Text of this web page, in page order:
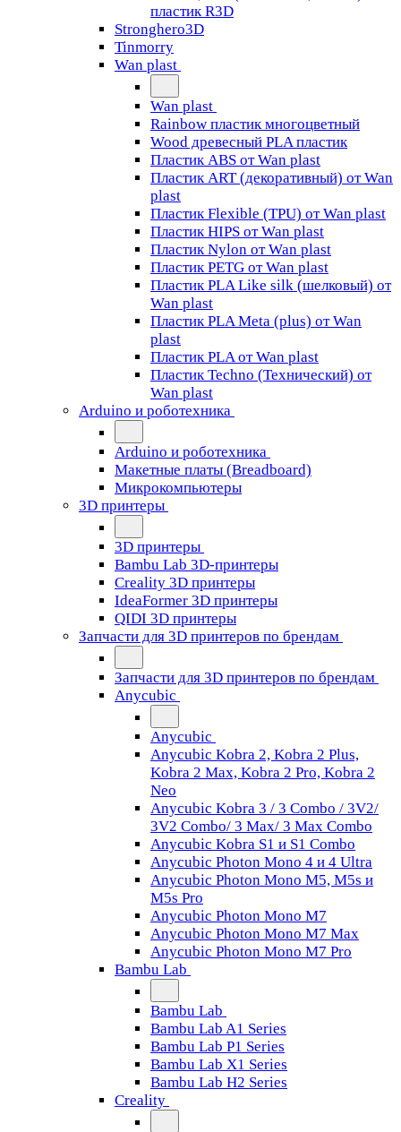
пластик R3D
Stronghero3D
Tinmorry
Wan plast
Wan plast
Rainbow пластик многоцветный
Wood древесный PLA пластик
Пластик ABS от Wan plast
Пластик ART (декоративный) от Wan
plast
Пластик Flexible (TPU) от Wan plast
Пластик HIPS от Wan plast
Пластик Nylon от Wan plast
Пластик PETG от Wan plast
Пластик PLA Like silk (шелковый) от
Wan plast
Пластик PLA Meta (plus) от Wan
plast
Пластик PLA от Wan plast
Пластик Techno (Технический) от
Wan plast
Arduino и роботехника
Arduino и роботехника
Макетные платы (Breadboard)
Микрокомпьютеры
3D принтеры
3D принтеры
Bambu Lab 3D-принтеры
Creality 3D принтеры
IdeaFormer 3D принтеры
QIDI 3D принтеры
Запчасти для 3D принтеров по брендам
Запчасти для 3D принтеров по брендам
Anycubic
Anycubic
Anycubic Kobra 2, Kobra 2 Plus,
Kobra 2 Max, Kobra 2 Pro, Kobra 2
Neo
Anycubic Kobra 3 / 3 Combo / 3V2/
3V2 Combo/ 3 Max/ 3 Max Combo
Anycubic Kobra S1 и S1 Combo
Anycubic Photon Mono 4 и 4 Ultra
Anycubic Photon Mono M5, M5s и
M5s Pro
Anycubic Photon Mono M7
Anycubic Photon Mono M7 Max
Anycubic Photon Mono M7 Pro
Bambu Lab
Bambu Lab
Bambu Lab A1 Series
Bambu Lab P1 Series
Bambu Lab X1 Series
Bambu Lab H2 Series
Creality